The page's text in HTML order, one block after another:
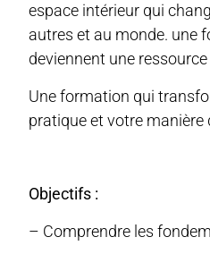
espace intérieur qui
autres et au monde. une
deviennent une
Une formation qui
pratique et votre manière
Objectifs :
– Comprendre les